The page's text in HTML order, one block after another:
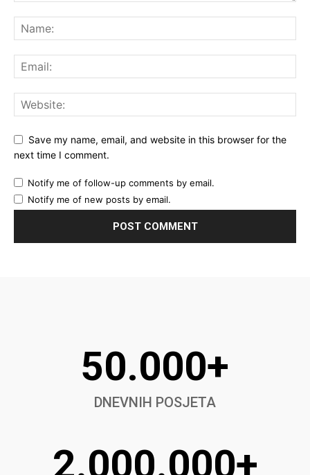
Save my name, email, and website in this browser for the
next time I comment.
Notify me of follow-up comments by email.
Notify me of new posts by email.
50.000+
DNEVNIH POSJETA
2.000.000+